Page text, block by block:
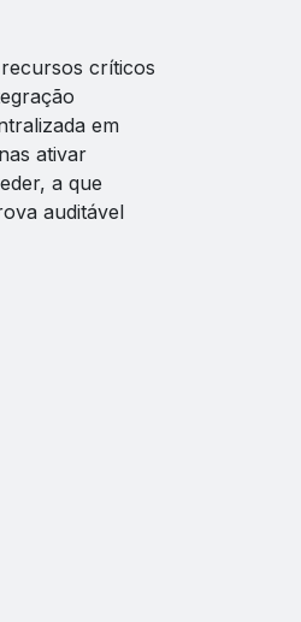
críticos
em
ativar
a que
auditável